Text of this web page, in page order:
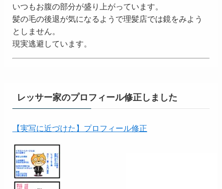
いつもお腹の部分が盛り上がっています。
髪の毛の後退が気になるようで理髪店では鏡をみよう
としません。
現実逃避しています。
レッサー家のプロフィール修正しました
【実写に近づけた】プロフィール修正